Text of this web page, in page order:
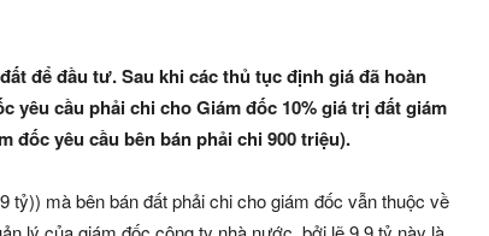
để đầu tư. Sau khi các thủ tục định giá đã hoàn
yêu cầu phải chi cho Giám đốc 10% giá trị đất giám
đốc yêu cầu bên bán phải chi 900 triệu).
tỷ)) mà bên bán đất phải chi cho giám đốc vẫn thuộc về